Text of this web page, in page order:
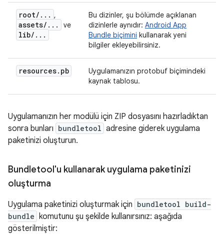
root/ . . . ,
assets/ . . . ve
lib/ . . .
Bu dizinler, şu bölümde açıklanan
dizinlerle aynıdır: Android App
Bundle biçimini kullanarak yeni
bilgiler ekleyebilirsiniz.
resources. pb
Uygulamanızın protobuf biçimindeki
kaynak tablosu.
Uygulamanızın her modülü için ZIP dosyasını hazırladıktan
sonra bunları bundletool adresine giderek uygulama
paketinizi oluşturun.
Bundletool'u kullanarak uygulama paketinizi
oluşturma
Uygulama paketinizi oluşturmak için bundletool build-
bundle komutunu şu şekilde kullanırsınız: aşağıda
gösterilmiştir: